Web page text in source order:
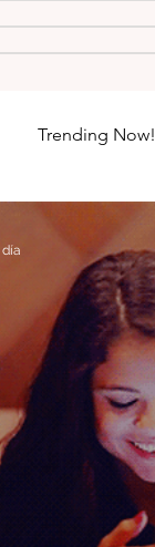
Trending Now!
Semanal
día